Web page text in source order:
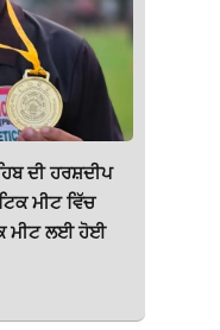
ਦੀ ਹਰਸ਼ਦੀਪ
ਮੀਟ ਵਿੱਚ
ਮੀਟ ਲਈ ਹੋਈ